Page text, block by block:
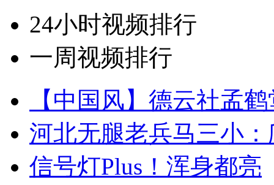
24小时视频排行
一周视频排行
【中国风】德云社孟
河北无腿老兵马三小
信号灯Plus！浑身都亮